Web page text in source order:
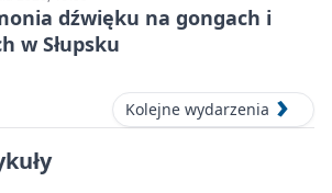
dźwięku na gongach i
w Słupsku
Kolejne wydarzenia